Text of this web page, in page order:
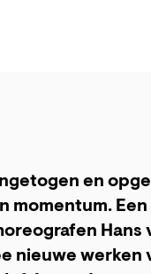
en
momentum.
Hans
nieuwe